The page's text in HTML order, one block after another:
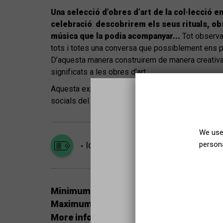
Una selecció d’obres d’art de la col·lecció
celebració: descobrirem els seus rituals,
música que la podia acompanyar... Tot
tots i totes una conversa que possiblement ens
D’aquesta manera construirem de manera
significats a les obres d’art.
Aquesta experiència, facilitada per una
socials del grup, convertint el museu en un espai
Ideal for older people Very visual
Minimum places for the group:
Maximum places for the group:
More information about the schedule:
We